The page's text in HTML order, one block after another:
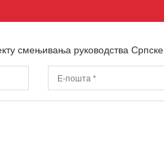
смењивања руководства Српске